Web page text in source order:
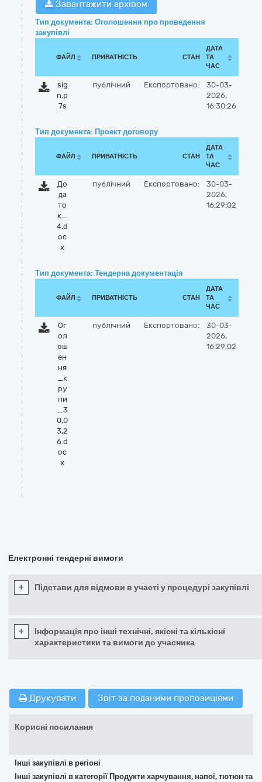
Завантажити архівом
Тип документа: Оголошення про проведення
закупівлі
ФАЙЛ ПРИВАТНІСТЬ СТАН
ДАТА
ТА
ЧАС
sig
n.p
7s
публічний Експортовано:
30-03-
2026,
16:30:26
Тип документа: Проект договору
ФАЙЛ ПРИВАТНІСТЬ СТАН
ДАТА
ТА
ЧАС
До
да
то
к_
4.d
oc
x
публічний Експортовано:
30-03-
2026,
16:29:02
Тип документа: Тендерна документація
ФАЙЛ ПРИВАТНІСТЬ СТАН
ДАТА
ТА
ЧАС
Ог
ол
ош
ен
ня
_к
ру
пи
_3
0,0
3,2
6.d
oc
x
публічний Експортовано:
30-03-
2026,
16:29:02
Електронні тендерні вимоги
+ Підстави для відмови в участі у процедурі закупівлі
+
Інформація про інші технічні, якісні та кількісні
характеристики та вимоги до учасника
Друкувати Звіт за поданими пропозиціями
Корисні посилання
Інші закупівлі в регіоні
Інші закупівлі в категорії Продукти харчування, напої, тютюн та